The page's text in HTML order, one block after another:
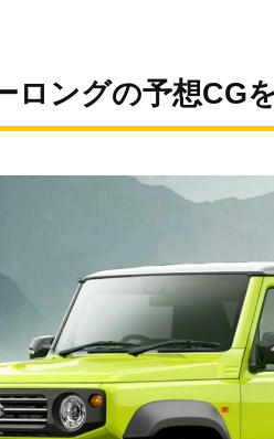
ロングの予想CG